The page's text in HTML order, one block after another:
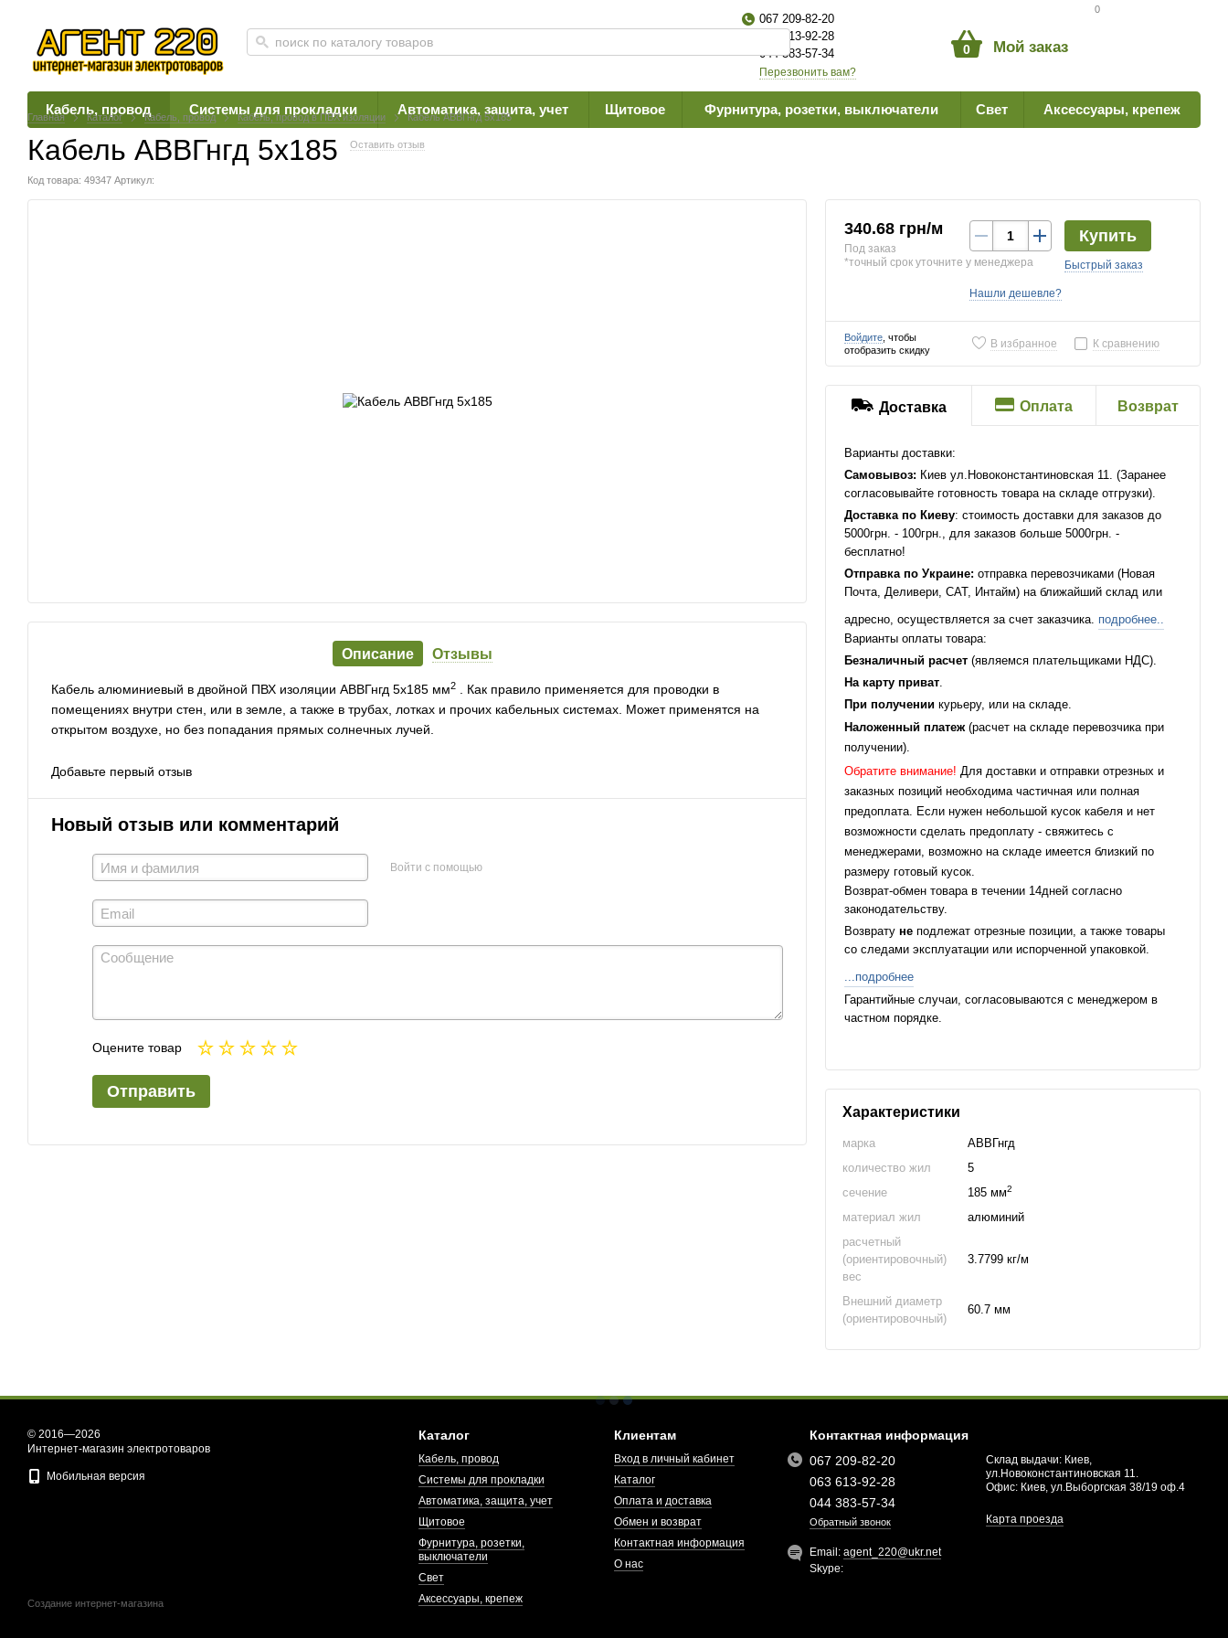
0
067 209-82-20
063 613-92-28
044 383-57-34
Перезвонить вам?
0 Мой заказ
Кабель, провод Системы для прокладки Автоматика, защита, учет Щитовое Фурнитура, розетки, выключатели Свет Аксессуары, крепеж
Главная Каталог Кабель, провод Кабель, провод в ПВХ изоляции Кабель АВВГнгд 5х185
Кабель АВВГнгд 5х185 Оставить отзыв
Код товара: 49347 Артикул:
Описание Отзывы
Кабель алюминиевый в двойной ПВХ изоляции АВВГнгд 5х185 мм2
. Как правило применяется для проводки в
помещениях внутри стен, или в земле, а также в трубах, лотках и прочих кабельных системах. Может применятся на
открытом воздухе, но без попадания прямых солнечных лучей.
Добавьте первый отзыв
Новый отзыв или комментарий
Войти с помощью
Оцените товар
Отправить
340.68 грн/м
Под заказ
*точный срок уточните у менеджера
Купить
Быстрый заказ
Нашли дешевле?
Войдите , чтобы
отобразить скидку
В избранное К сравнению
Доставка Оплата Возврат
Варианты доставки:
Самовывоз: Киев ул.Новоконстантиновская 11. (Заранее
согласовывайте готовность товара на складе отгрузки).
Доставка по Киеву: стоимость доставки для заказов до
5000грн. - 100грн., для заказов больше 5000грн. -
бесплатно!
Отправка по Украине: отправка перевозчиками (Новая
Почта, Деливери, САТ, Интайм) на ближайший склад или
адресно, осуществляется за счет заказчика. подробнее..
Варианты оплаты товара:
Безналичный расчет (являемся плательщиками НДС).
На карту приват.
При получении курьеру, или на складе.
Наложенный платеж(расчет на складе перевозчика при
получении).
Обратите внимание! Для доставки и отправки отрезных и
заказных позиций необходима частичная или полная
предоплата. Если нужен небольшой кусок кабеля и нет
возможности сделать предоплату - свяжитесь с
менеджерами, возможно на складе имеется близкий по
размеру готовый кусок.
Возврат-обмен товара в течении 14дней согласно
законодательству.
Возвратуне подлежат отрезные позиции, а также товары
со следами эксплуатации или испорченной упаковкой.
...подробнее
Гарантийные случаи, согласовываются с менеджером в
частном порядке.
Характеристики
марка
АВВГнгд
количество жил
5
сечение
185 мм2
материал жил
алюминий
расчетный
(ориентировочный)
вес
3.7799 кг/м
Внешний диаметр
(ориентировочный)
60.7 мм
© 2016—2026
Интернет-магазин электротоваров
Мобильная версия
Каталог
Кабель, провод
Системы для прокладки
Автоматика, защита, учет
Щитовое
Фурнитура, розетки,
выключатели
Свет
Аксессуары, крепеж
Клиентам
Вход в личный кабинет
Каталог
Оплата и доставка
Обмен и возврат
Контактная информация
О нас
Контактная информация
067 209-82-20
063 613-92-28
044 383-57-34
Обратный звонок
Склад выдачи: Киев,
ул.Новоконстантиновская 11.
Офис: Киев, ул.Выборгская 38/19 оф.4
Карта проезда
Email:agent_220@ukr.net
Skype:
Создание интернет-магазина